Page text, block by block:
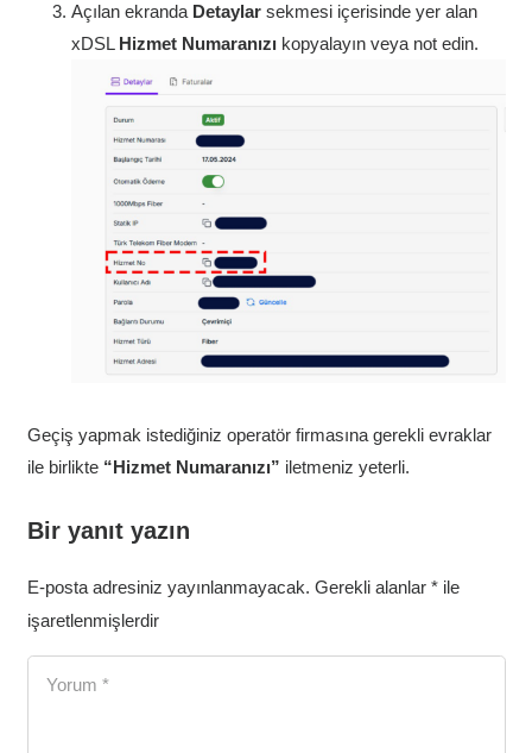
Açılan ekranda Detaylar sekmesi içerisinde yer alan
xDSL Hizmet Numaranızı kopyalayın veya not edin.
Geçiş yapmak istediğiniz operatör firmasına gerekli evraklar
ile birlikte “Hizmet Numaranızı” iletmeniz yeterli.
Bir yanıt yazın
E-posta adresiniz yayınlanmayacak. Gerekli alanlar *ile
işaretlenmişlerdir